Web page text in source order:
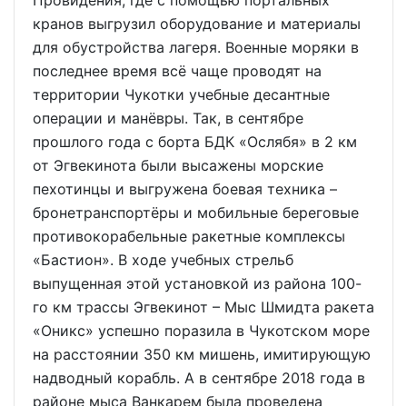
кранов выгрузил оборудование и материалы
для обустройства лагеря. Военные моряки в
последнее время всё чаще проводят на
территории Чукотки учебные десантные
операции и манёвры. Так, в сентябре
прошлого года с борта БДК «Ослябя» в 2 км
от Эгвекинота были высажены морские
пехотинцы и выгружена боевая техника –
бронетранспортёры и мобильные береговые
противокорабельные ракетные комплексы
«Бастион». В ходе учебных стрельб
выпущенная этой установкой из района 100-
го км трассы Эгвекинот – Мыс Шмидта ракета
«Оникс» успешно поразила в Чукотском море
на расстоянии 350 км мишень, имитирующую
надводный корабль. А в сентябре 2018 года в
районе мыса Ванкарем была проведена